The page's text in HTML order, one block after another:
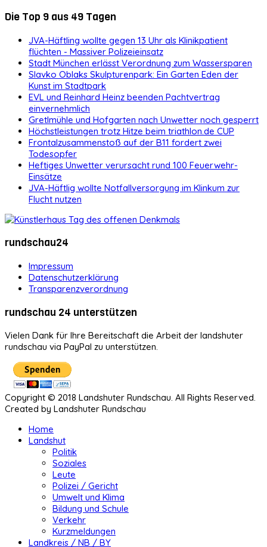
Die Top 9 aus 49 Tagen
JVA-Häftling wollte gegen 13 Uhr als Klinikpatient
flüchten - Massiver Polizeieinsatz
Stadt München erlässt Verordnung zum Wassersparen
Slavko Oblaks Skulpturenpark: Ein Garten Eden der
Kunst im Stadtpark
EVL und Reinhard Heinz beenden Pachtvertrag
einvernehmlich
Gretlmühle und Hofgarten nach Unwetter noch gesperrt
Höchstleistungen trotz Hitze beim triathlon.de CUP
Frontalzusammenstoß auf der B11 fordert zwei
Todesopfer
Heftiges Unwetter verursacht rund 100 Feuerwehr-
Einsätze
JVA-Häftlig wollte Notfallversorgung im Klinkum zur
Flucht nutzen
rundschau24
Impressum
Datenschutzerklärung
Transparenzverordnung
rundschau 24 unterstützen
Vielen Dank für Ihre Bereitschaft die Arbeit der landshuter
rundschau via PayPal zu unterstützen.
Copyright © 2018 Landshuter Rundschau. All Rights Reserved.
Created by Landshuter Rundschau
Home
Landshut
Politik
Soziales
Leute
Polizei / Gericht
Umwelt und Klima
Bildung und Schule
Verkehr
Kurzmeldungen
Landkreis / NB / BY